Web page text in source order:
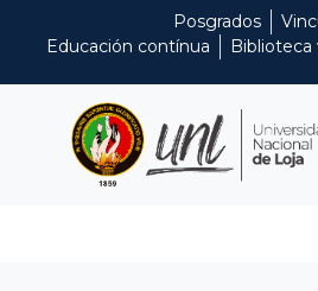
Posgrados
Educación contínua
Biblioteca